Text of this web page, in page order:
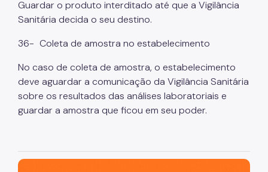
Guardar o produto interditado até que a Vigilância
Sanitária decida o seu destino.
36- Coleta de amostra no estabelecimento
No caso de coleta de amostra, o estabelecimento
deve aguardar a comunicação da Vigilância Sanitária
sobre os resultados das análises laboratoriais e
guardar a amostra que ficou em seu poder.
São Paulo, cidade inteligente, resiliente e sustentável